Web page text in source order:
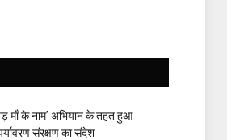
माँ के नाम’ अभियान के तहत हुआ
पर्यावरण संरक्षण का संदेश